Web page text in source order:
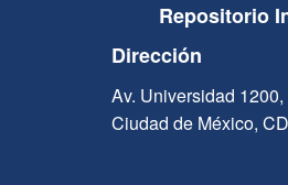
Repositorio
Dirección
Av. Universidad
Ciudad de México,